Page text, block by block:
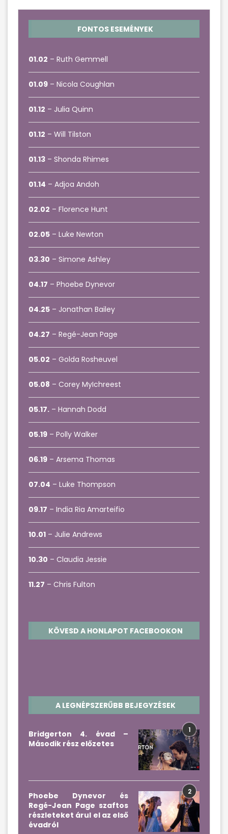
FONTOS ESEMÉNYEK
01.02 – Ruth Gemmell
01.09 – Nicola Coughlan
01.12 – Julia Quinn
01.12 – Will Tilston
01.13 – Shonda Rhimes
01.14 – Adjoa Andoh
02.02 – Florence Hunt
02.05 – Luke Newton
03.30 – Simone Ashley
04.17 – Phoebe Dynevor
04.25 – Jonathan Bailey
04.27 – Regé-Jean Page
05.02 – Golda Rosheuvel
05.08 – Corey MyIchreest
05.17. – Hannah Dodd
05.19 – Polly Walker
06.19 – Arsema Thomas
07.04 – Luke Thompson
09.17 – India Ria Amarteifio
10.01 – Julie Andrews
10.30 – Claudia Jessie
11.27 – Chris Fulton
KÖVESD A HONLAPOT FACEBOOKON
A LEGNÉPSZERŰBB BEJEGYZÉSEK
1
Bridgerton 4. évad –
Második rész előzetes
2
Phoebe Dynevor és
Regé-Jean Page szaftos
részleteket árul el az első
évadról